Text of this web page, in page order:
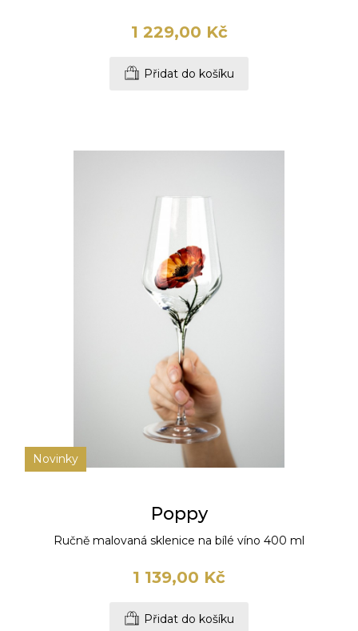
1 229,00 Kč
Přidat do košíku
Novinky
Poppy
Ručně malovaná sklenice na bílé víno 400 ml
1 139,00 Kč
Přidat do košíku